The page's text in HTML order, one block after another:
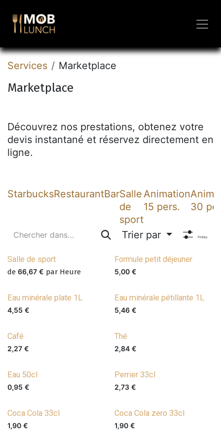
Services Marketplace
Marketplace
Découvrez nos prestations, obtenez votre
devis instantané et réservez directement en
ligne.
StarbucksRestaurantBarSalle
de
sport
Animation
15 pers.
30
Trier par Filtres
Salle de sport
de 66,67 € par Heure
Formule petit déjeuner
5,00€
Eau minérale plate 1L
4,55 €
Eau minérale pétillante 1L
5,46€
Café
2,27 €
Thé
2,84€
Eau 50cl
0,95 €
Perrier 33cl
2,73€
Coca Cola 33cl
1,90 €
Coca Cola zero 33cl
1,90€